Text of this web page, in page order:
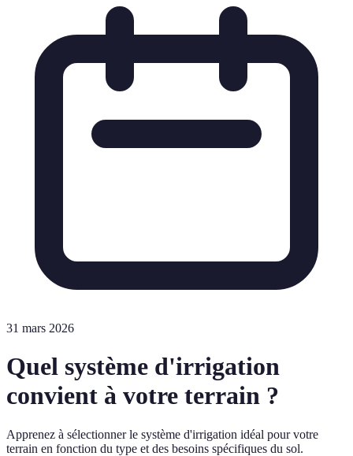
31 mars 2026
Quel système d'irrigation
convient à votre terrain ?
Apprenez à sélectionner le système d'irrigation idéal pour votre
terrain en fonction du type et des besoins spécifiques du sol.